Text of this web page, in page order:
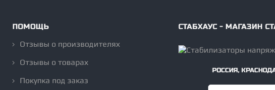
ПОМОЩЬ
Отзывы о производителях
Отзывы о товарах
Покупка под заказ
СТАБХАУС - МАГАЗИН
РОССИЯ,